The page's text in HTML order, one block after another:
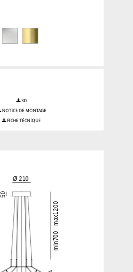
3D
NOTICE DE MONTAGE
FICHE TÉCNIQUE